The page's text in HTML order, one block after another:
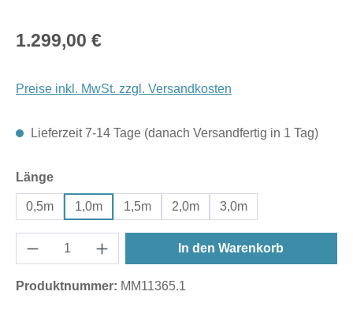
Regulärer Preis:
1.299,00 €
Preise inkl. MwSt. zzgl. Versandkosten
Lieferzeit 7-14 Tage (danach Versandfertig in 1 Tag)
Längeauswählen
0,5m 1,0m 1,5m 2,0m 3,0m
In den Warenkorb
Produktnummer: MM11365.1